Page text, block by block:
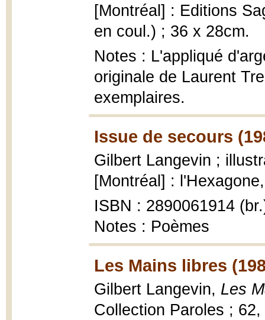
[Montréal] : Editions
en coul.) ; 36 x 28cm.
Notes : L'appliqué
originale de Laurent
exemplaires.
Issue de secours
Gilbert Langevin ;
[Montréal] :
ISBN : 2890061914
Notes : Poèmes
Les Mains libres
Gilbert Langevin, Les
Collection Paroles ;